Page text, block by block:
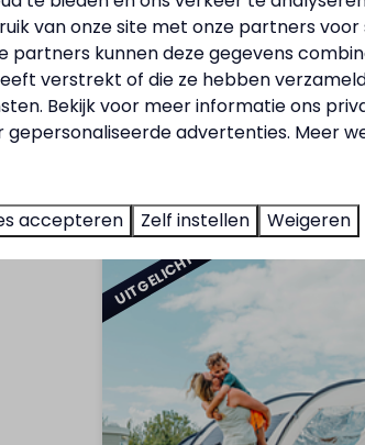
UITGELICHT
van onze site met onze partners
partners kunnen deze gegevens
verstrekt of die ze hebben
Bekijk voor meer informatie ons
gepersonaliseerde advertenties. Meer
accepteren Zelf instellen Weigeren